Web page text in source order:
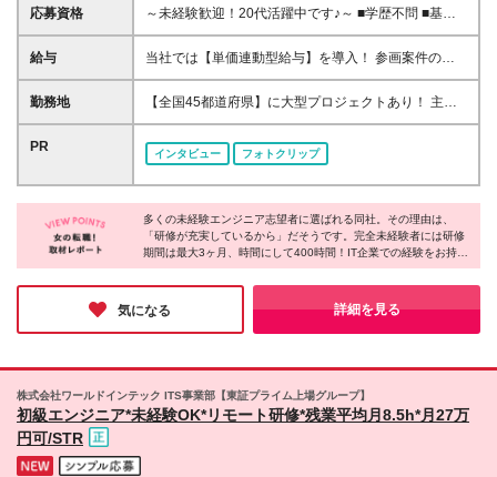
応募資格
～未経験歓迎！20代活躍中です♪～ ■学歴不問 ■基本
的なPCスキル ※転勤の可能性があります ☆ITエンジ
ニアを本気で目指したい方、大歓迎です！ 面接はカ
今後の希望などをしっかり伺いたいと思っています。
悩みも気軽にご相談ください♪
給与
当社では【単価連動型給与】を導入！ 参画案件の契
約単価に連動して給与が決定。 還元率は単価の
【70％～80％】と東証プライム上場グループとして
円 ■関西：月給25.5万円～48万円／想定年収360万円
／想定年収310万円～800万円 【月給内訳】基本給19
万円～＋実務手当3～7万円＋地域手当2千円～5万円
※対象者には役職手当（月1万～10万円）支給 ※地域
単価×還元率ー月給」で算定。経験の浅い方(1～3年)
は基本給の1～3ヶ月幅で固定支給 ■給与改定：年1回
目標とする年収をお聞きした上で当社規定により決定
します ※試用期間3ヶ月あり（期間中の給与・待遇に
勤務地
【全国45都道府県】に大型プロジェクトあり！ 主要
勤務地： 北海道/宮城県/栃木県/埼玉県/千葉県/東京都/
神奈川県/愛知県/大阪府/京都府/兵庫県/広島県/福岡県/
熊本県 ※勤務エリアは、あなたの希望を考慮して決定
します！ ◆現住所や希望を最大限考慮します ※入社
してから数年は、転勤の可能性があります ※リモート
ワーク導入率55% 配属先により異なる 全国にプロジ
ェクトあり！ ※四国、沖縄除く ＜拠点一覧＞※下記は
一例です／その他エリアにも案件あり ■東京本部/東京
業所/大阪府大阪市北区梅田1-1-3 大阪駅前第3ビル5F
■名古屋営業所/愛知県名古屋市中区錦2-9-29 ORE名
岡県福岡市博多区博多駅南1丁目3-6 第三偕成ビル2F
【変更の範囲】 勤務地は会社の定める場所（テレワ
PR
インタビュー フォトクリップ
多くの未経験エンジニア志望者に選ばれる同社。その理由は、
「研修が充実しているから」だそうです。完全未経験者には研修
期間は最大3ヶ月、時間にして400時間！IT企業での経験をお持ち
の方なら1ヶ月の専用カリキュラムを使った研修！実際に異業種
からキャリアチェンジした方が活躍しています。採用担当の方か
らも、「どんな方でも手に職が付けられるので、安心して入社し
てくださいね」との心強い言葉をいただきました！
気になる 詳細を見る
株式会社ワールドインテック ITS事業部【東証プライム上場グループ】
初級エンジニア*未経験OK*リモート研修*残業平均月8.5h*月27万
円可/STR